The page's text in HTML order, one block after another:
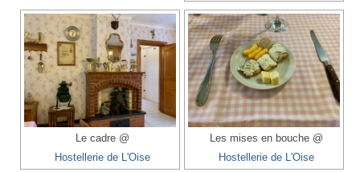
Le cadre @
Hostellerie de L'Oise
Les mises en bouche @
Hostellerie de L'Oise